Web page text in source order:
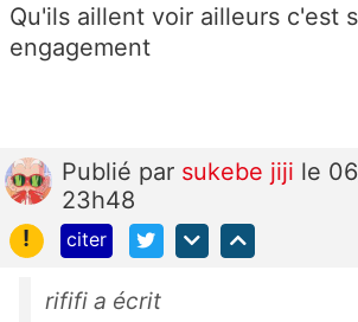
Qu'ils aillent voir ailleurs c'est
engagement
Publié par sukebe jiji le
23h48
!
citer
rififi a écrit